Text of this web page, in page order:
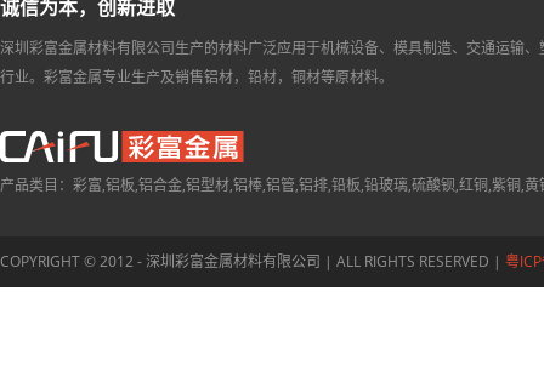
诚信为本，创新进取
深圳彩富金属材料有限公司生产的材料广泛应用于机械设备、模具制造、交通运输
行业。彩富金属专业生产及销售铝材，铅材，铜材等原材料。
产品类目：彩富,铝板,铝合金,铝型材,铝棒,铝管,铝排,铅板,铅玻璃,硫酸钡,红铜,紫铜,
COPYRIGHT © 2012 - 深圳彩富金属材料有限公司 | ALL RIGHTS RESERVED | 粤